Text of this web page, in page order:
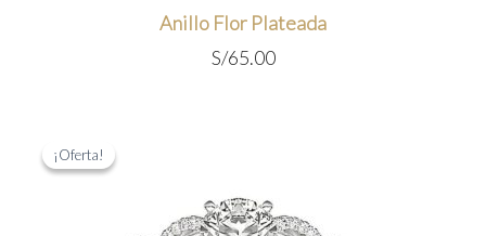
Anillo Flor Plateada
S/65.00
¡Oferta!
¡Oferta!